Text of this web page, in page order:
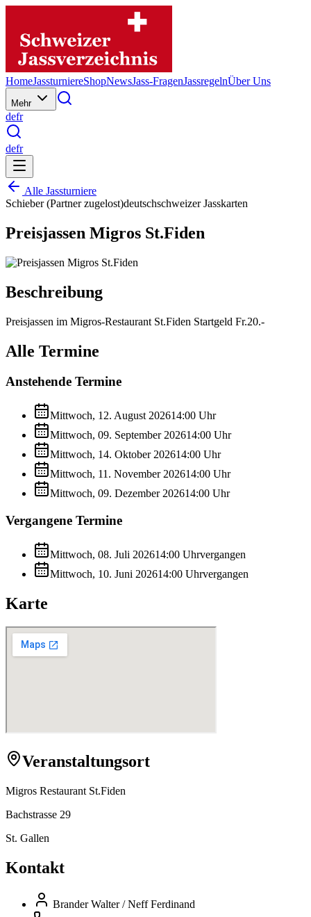
HomeJassturniereShopNewsJass-FragenJassregelnÜber Uns
Mehr
defr
defr
Alle Jassturniere
Schieber (Partner zugelost)deutschschweizer Jasskarten
Preisjassen Migros St.Fiden
Beschreibung
Preisjassen im Migros-Restaurant St.Fiden Startgeld Fr.20.-
Alle Termine
Anstehende Termine
Mittwoch, 12. August 202614:00 Uhr
Mittwoch, 09. September 202614:00 Uhr
Mittwoch, 14. Oktober 202614:00 Uhr
Mittwoch, 11. November 202614:00 Uhr
Mittwoch, 09. Dezember 202614:00 Uhr
Vergangene Termine
Mittwoch, 08. Juli 202614:00 Uhrvergangen
Mittwoch, 10. Juni 202614:00 Uhrvergangen
Karte
Veranstaltungsort
Migros Restaurant St.Fiden
Bachstrasse 29
St. Gallen
Kontakt
Brander Walter / Neff Ferdinand